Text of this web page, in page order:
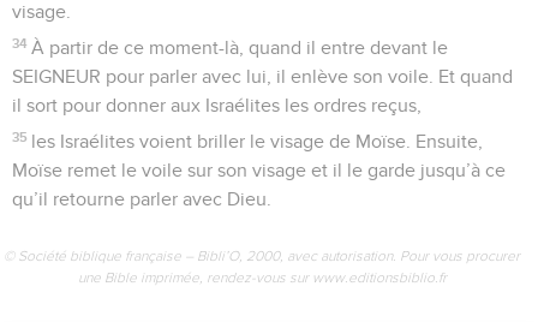
visage.
34 À partir de ce moment-là, quand il entre devant le
SEIGNEUR pour parler avec lui, il enlève son voile. Et quand
il sort pour donner aux Israélites les ordres reçus,
35 les Israélites voient briller le visage de Moïse. Ensuite,
Moïse remet le voile sur son visage et il le garde jusqu’à ce
qu’il retourne parler avec Dieu.
© Société biblique française – Bibli’O, 2000, avec autorisation. Pour vous procurer
une Bible imprimée, rendez-vous sur www.editionsbiblio.fr